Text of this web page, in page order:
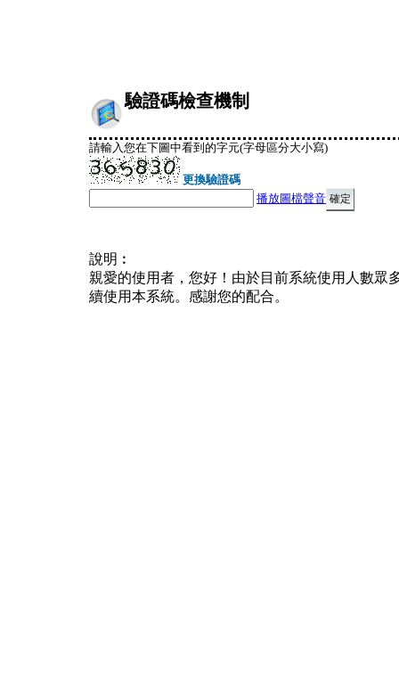
驗證碼檢查機制
請輸入您在下圖中看到的字元(字母區分大小寫)
更換驗證碼
播放圖檔聲音
說明︰
親愛的使用者，您好！由於目前系統使用人數眾
續使用本系統。感謝您的配合。